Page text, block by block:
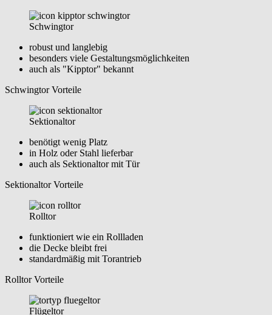
Schwingtor
robust und langlebig
besonders viele Gestaltungsmöglichkeiten
auch als "Kipptor" bekannt
Schwingtor Vorteile
Sektionaltor
benötigt wenig Platz
in Holz oder Stahl lieferbar
auch als Sektionaltor mit Tür
Sektionaltor Vorteile
Rolltor
funktioniert wie ein Rollladen
die Decke bleibt frei
standardmäßig mit Torantrieb
Rolltor Vorteile
Flügeltor